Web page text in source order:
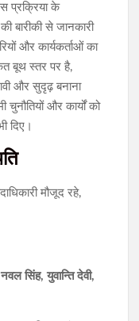
प्रक्रिया के
बारीकी से जानकारी
और कार्यकर्ताओं का
बूथ स्तर पर है,
और सुदृढ़ बनाना
चुनौतियों और कार्यों को
दिए।
मौजूद रहे,
सिंह, युवान्ति देवी,